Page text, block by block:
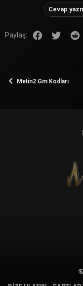
Cevap
Paylaş: FacebookTwitter
Metin2 Gm Kodları